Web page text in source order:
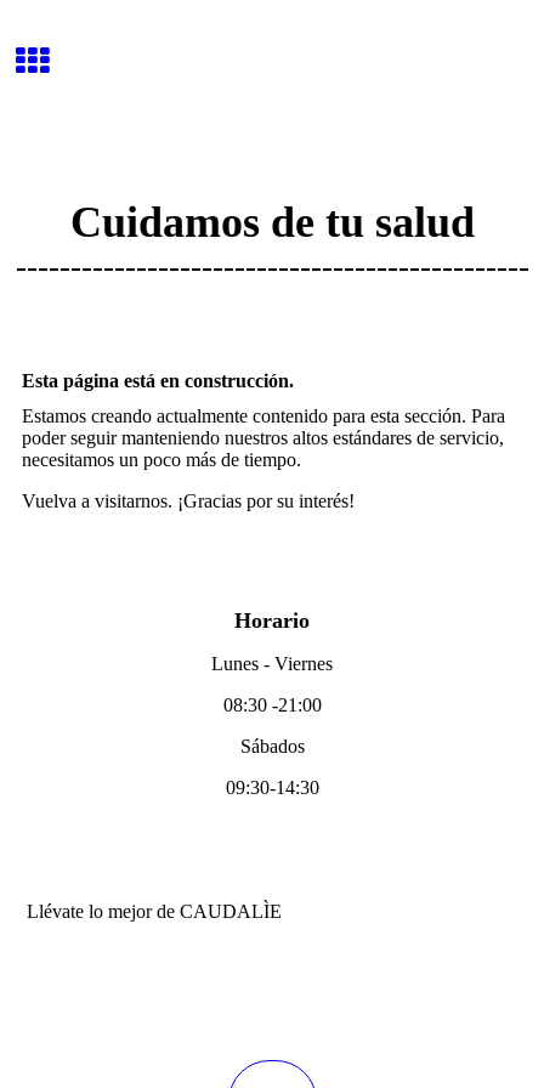
Cuidamos de tu salud
-----------------------------------------------
Esta página está en construcción.
Estamos creando actualmente contenido para esta sección. Para
poder seguir manteniendo nuestros altos estándares de servicio,
necesitamos un poco más de tiempo.
Vuelva a visitarnos. ¡Gracias por su interés!
Horario
Lunes - Viernes
08:30 -21:00
Sábados
09:30-14:30
Llévate lo mejor de CAUDALÌE